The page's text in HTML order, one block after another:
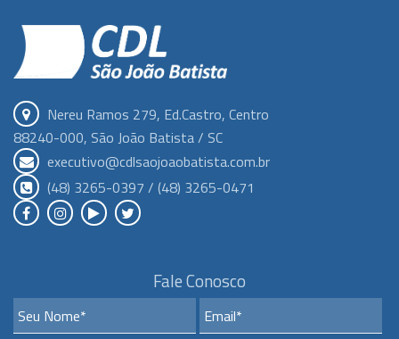
Nereu Ramos 279, Ed.Castro, Centro
88240-000, São João Batista / SC
executivo@cdlsaojoaobatista.com.br
(48) 3265-0397 / (48) 3265-0471
Fale Conosco